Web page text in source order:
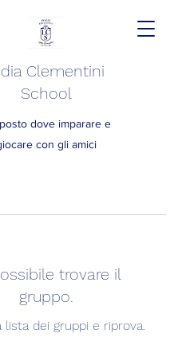
Clementini
School
dove imparare e
con gli amici
trovare il
gruppo.
lista dei gruppi e riprova.